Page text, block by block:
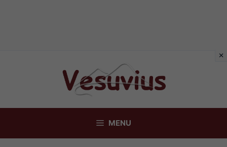
MENU